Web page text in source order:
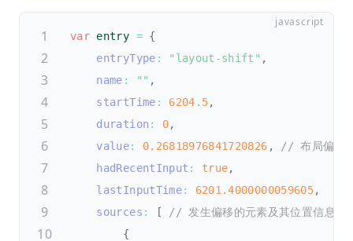
var entry = {
entryType : "layout-shift" ,
name : "" ,
startTime : 6204.5,
duration : 0,
value: 0.26818976841720826 ,
// 布局偏移
hadRecentInput : true,
lastInputTime: 6201.4000000059605,
sources : [
// 发生偏移的元素及其位置信息
{